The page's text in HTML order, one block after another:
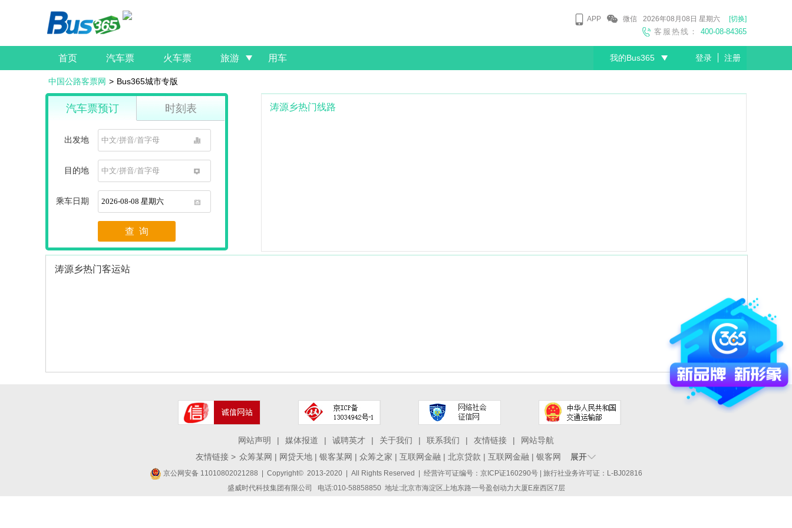
APP 微信 2026年08月08日 星期六 [切换]
客服热线： 400-08-84365
首页 汽车票 火车票 旅游 用车 我的Bus365 登录 注册
中国公路客票网 > Bus365城市专版
汽车票预订 时刻表
出发地
目的地
1
乘车日期
1
查 询
涛源乡热门线路
涛源乡热门客运站
网站声明 | 媒体报道 | 诚聘英才 | 关于我们 | 联系我们 | 友情链接 |
网站导航
友情链接 > 众筹某网 | 网贷天地 | 银客某网 | 众筹之家 | 互联网金融 | 北京贷款 | 互联网金融 | 银客网 展开
京公网安备 11010802021288 | Copyright© 2013-2020 | All Rights Reserved | 经营许可证编号：京ICP证160290号 | 旅行社业务许可证：L-BJ02816
盛威时代科技集团有限公司 电话:010-58858850 地址:北京市海淀区上地东路一号盈创动力大厦E座西区7层